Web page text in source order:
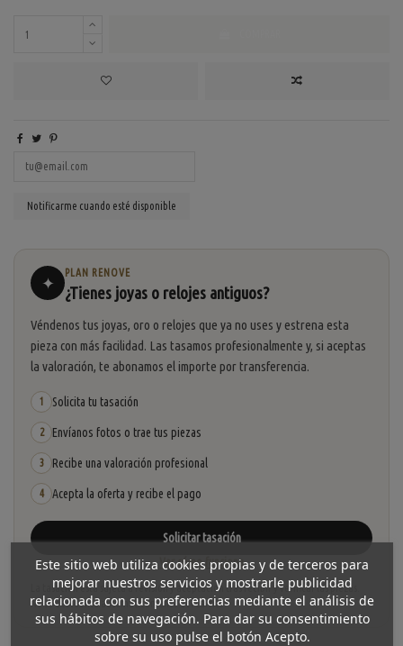
✦
PLAN RENOVE
¿Tienes joyas o relojes antiguos?
Véndenos tus joyas, oro o relojes que ya no uses y estrena esta
pieza con más facilidad. Las tasamos profesionalmente y, si aceptas
la valoración, te abonamos el importe por transferencia.
1 Solicita tu tasación
2 Envíanos fotos o trae tus piezas
3 Recibe una valoración profesional
4 Acepta la oferta y recibe el pago
Solicitar tasación
Ver cómo funciona
La tasación está sujeta a revisión y aceptación tras recibir y verificar las piezas.
No se descuenta automáticamente del carrito.
Este sitio web utiliza cookies propias y de terceros para
mejorar nuestros servicios y mostrarle publicidad
relacionada con sus preferencias mediante el análisis de
sus hábitos de navegación. Para dar su consentimiento
sobre su uso pulse el botón Acepto.